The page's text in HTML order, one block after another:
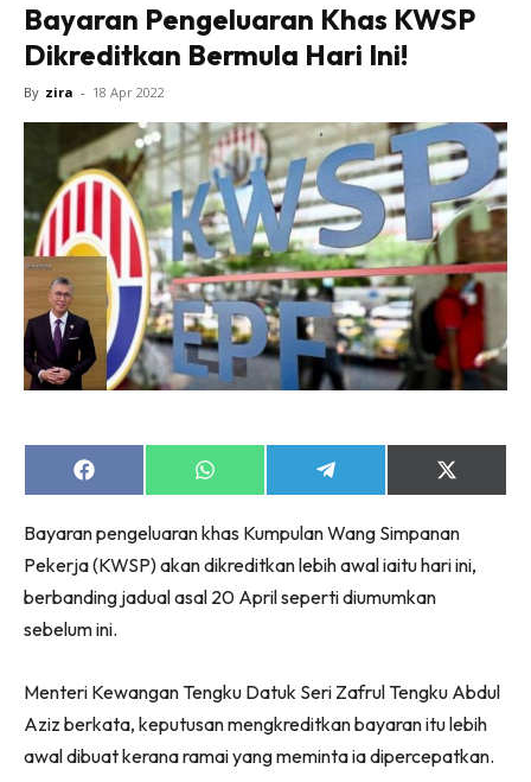
Bayaran Pengeluaran Khas KWSP
Dikreditkan Bermula Hari Ini!
By zira - 18 Apr 2022
Share
on
Share
on
Share
on
Share
on
(Twitter)
Bayaran pengeluaran khas Kumpulan Wang Simpanan
Pekerja (KWSP) akan dikreditkan lebih awal iaitu hari ini,
berbanding jadual asal 20 April seperti diumumkan
sebelum ini.
Menteri Kewangan Tengku Datuk Seri Zafrul Tengku Abdul
Aziz berkata, keputusan mengkreditkan bayaran itu lebih
awal dibuat kerana ramai yang meminta ia dipercepatkan.